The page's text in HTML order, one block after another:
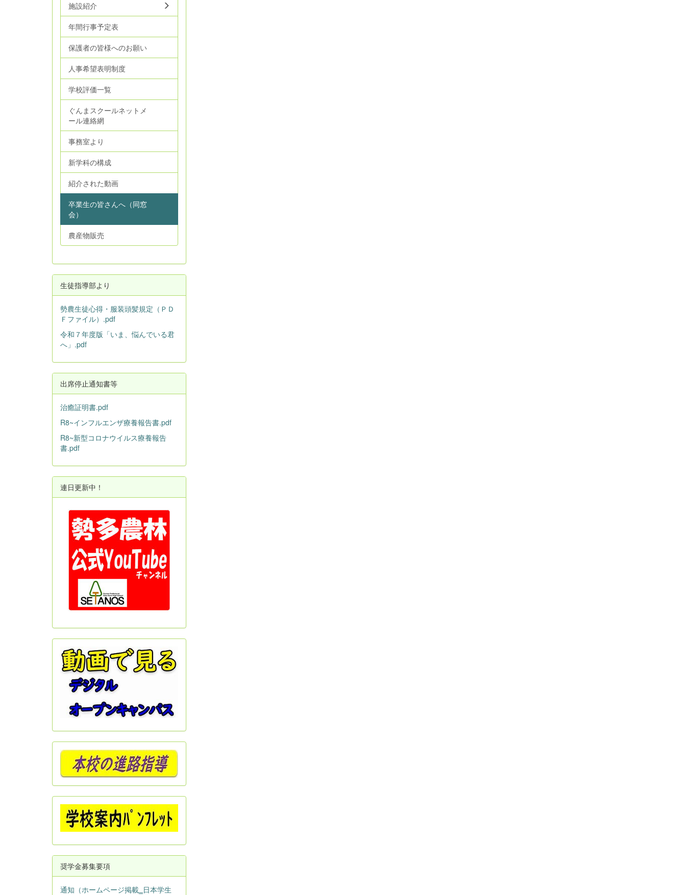
施設紹介
年間行事予定表
保護者の皆様へのお願い
人事希望表明制度
学校評価一覧
ぐんまスクールネットメ
ール連絡網
事務室より
新学科の構成
紹介された動画
卒業生の皆さんへ（同窓
会）
農産物販売
生徒指導部より
勢農生徒心得・服装頭髪規定（ＰＤ
Ｆファイル）.pdf
令和７年度版「いま、悩んでいる君
へ」.pdf
出席停止通知書等
治癒証明書.pdf
R8~インフルエンザ療養報告書.pdf
R8~新型コロナウイルス療養報告
書.pdf
連日更新中！
奨学金募集要項
通知（ホームページ掲載‗日本学生